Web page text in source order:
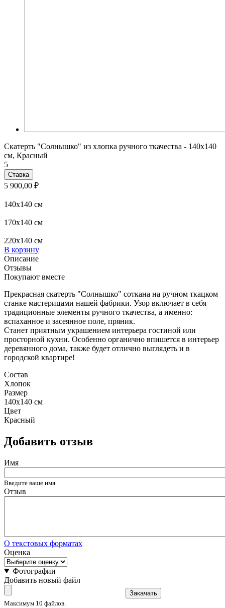
Скатерть "Солнышко" из хлопка ручного ткачества - 140x140
см, Красный
5
Ставка
5 900,00 ₽
140x140 см
170x140 см
220x140 см
В корзину
Описание
Отзывы
Покупают вместе
Прекрасная скатерть "Солнышко" соткана на ручном ткацком
станке мастерицами нашей фабрики. Узор включает в себя
традиционные элементы ручного ткачества, а именно:
вспаханное и засеянное поле, пряник.
Станет приятным украшением интерьера гостиной или
просторной кухни. Особенно органично впишется в интерьер
деревянного дома, также будет отлично выглядеть и в
городской квартире!
Состав
Хлопок
Размер
140x140 см
Цвет
Красный
Добавить отзыв
Имя
Введите ваше имя
Отзыв
О текстовых форматах
Оценка
Фотографии
Добавить новый файл
Закачать
Максимум 10 файлов.